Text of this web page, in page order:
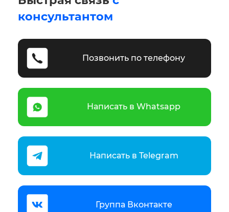
консультантом
Позвонить по телефону
Написать в Whatsapp
Написать в Telegram
Группа Вконтакте